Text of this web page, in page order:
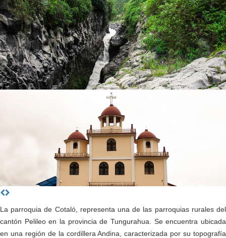
La parroquia de Cotaló, representa una de las parroquias rurales del
cantón Pelileo en la provincia de Tungurahua. Se encuentra ubicada
en una región de la cordillera Andina, caracterizada por su topografía